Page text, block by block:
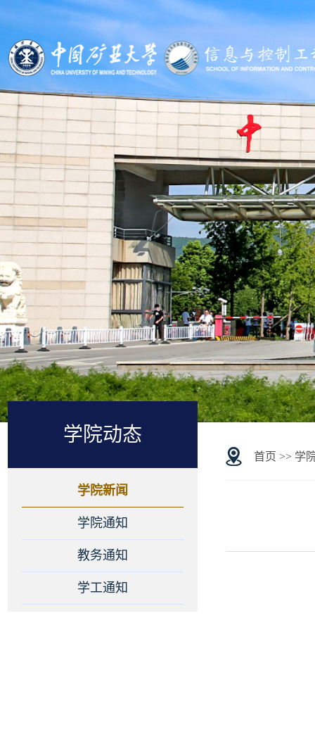
学院动态
学院新闻
学院通知
教务通知
学工通知
首页 >> 学